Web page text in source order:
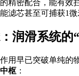
精密配合，能有效
滤芯甚至可捕获1微
润滑系统的
用早已突破单纯的
枢 ：